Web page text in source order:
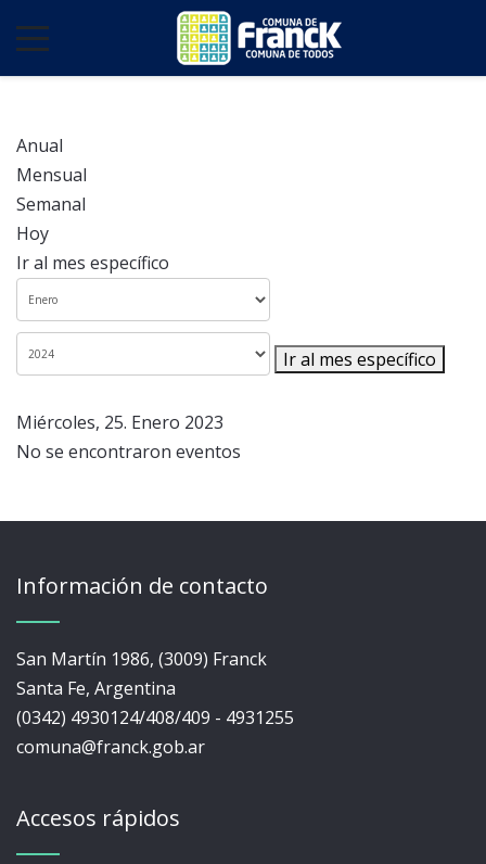
Anual
Mensual
Semanal
Hoy
Ir al mes específico
Ir al mes específico
Miércoles, 25. Enero 2023
No se encontraron eventos
Información de contacto
San Martín 1986, (3009) Franck
Santa Fe, Argentina
(0342) 4930124/408/409 - 4931255
comuna@franck.gob.ar
Accesos rápidos